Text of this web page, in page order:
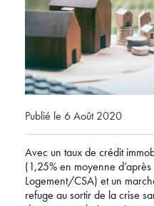
Publié le 6 Août 2020
Avec un taux de crédit
(1,25% en moyenne
Logement/CSA) et un
refuge au sortir de la crise